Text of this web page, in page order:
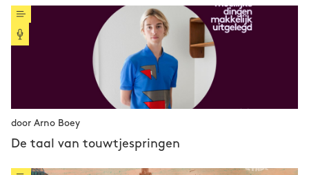
door Arno Boey
De taal van touwtjespringen